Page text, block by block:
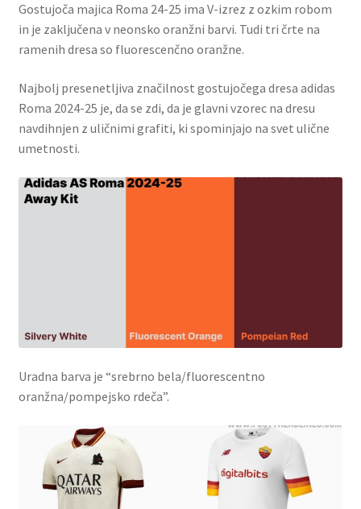
Gostujoča majica Roma 24-25 ima V-izrez z ozkim robom
in je zaključena v neonsko oranžni barvi. Tudi tri črte na
ramenih dresa so fluorescenčno oranžne.
Najbolj presenetljiva značilnost gostujočega dresa adidas
Roma 2024-25 je, da se zdi, da je glavni vzorec na dresu
navdihnjen z uličnimi grafiti, ki spominjajo na svet ulične
umetnosti.
Uradna barva je “srebrno bela/fluorescentno
oranžna/pompejsko rdeča”.